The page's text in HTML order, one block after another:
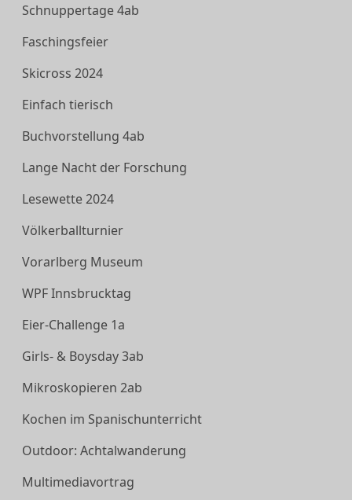
Schnuppertage 4ab
Faschingsfeier
Skicross 2024
Einfach tierisch
Buchvorstellung 4ab
Lange Nacht der Forschung
Lesewette 2024
Völkerballturnier
Vorarlberg Museum
WPF Innsbrucktag
Eier-Challenge 1a
Girls- & Boysday 3ab
Mikroskopieren 2ab
Kochen im Spanischunterricht
Outdoor: Achtalwanderung
Multimediavortrag